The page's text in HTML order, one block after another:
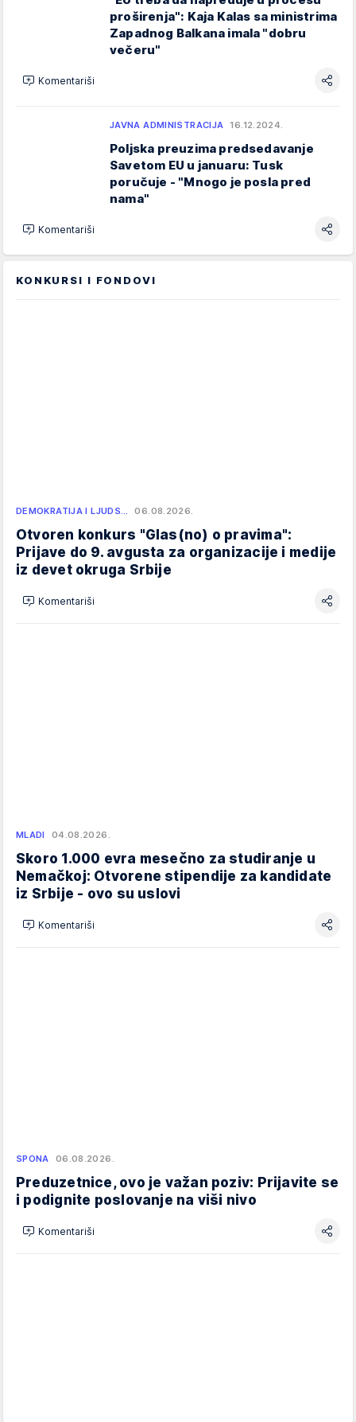
proširenja": Kaja Kalas sa ministrima
Zapadnog Balkana imala "dobru
večeru"
Komentariši
JAVNA ADMINISTRACIJA 16.12.2024.
Poljska preuzima predsedavanje
Savetom EU u januaru: Tusk
poručuje - "Mnogo je posla pred
nama"
Komentariši
KONKURSI I FONDOVI
DEMOKRATIJA I LJUDS… 06.08.2026.
Otvoren konkurs "Glas(no) o pravima":
Prijave do 9. avgusta za organizacije i medije
iz devet okruga Srbije
Komentariši
MLADI 04.08.2026.
Skoro 1.000 evra mesečno za studiranje u
Nemačkoj: Otvorene stipendije za kandidate
iz Srbije - ovo su uslovi
Komentariši
SPONA 06.08.2026.
Preduzetnice, ovo je važan poziv: Prijavite se
i podignite poslovanje na viši nivo
Komentariši